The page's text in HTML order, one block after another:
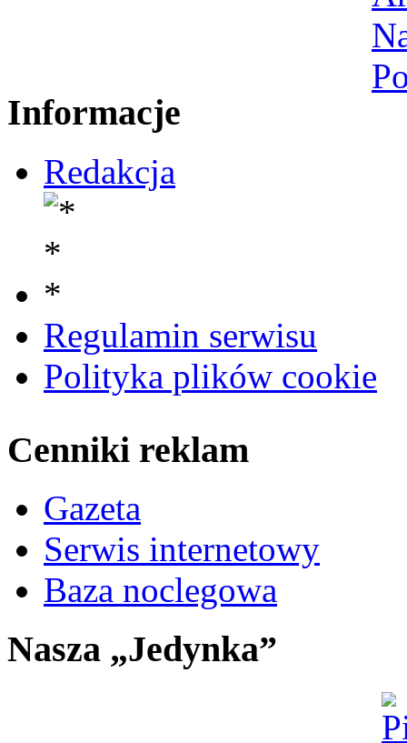
Informacje
Redakcja
Regulamin serwisu
Polityka plików cookie
Cenniki reklam
Gazeta
Serwis internetowy
Baza noclegowa
Nasza „Jedynka”